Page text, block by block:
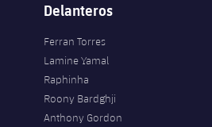
Delanteros
Ferran Torres
Lamine Yamal
Raphinha
Roony Bardghji
Anthony Gordon